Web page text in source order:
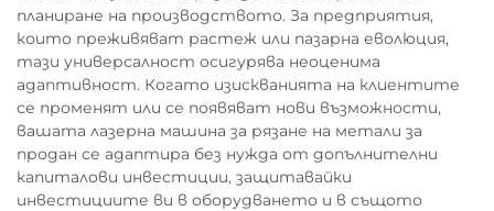
планиране на производството. За предприятия,
които преживяват растеж или пазарна еволюция,
тази универсалност осигурява неоценима
адаптивност. Когато изискванията на клиентите
се променят или се появяват нови възможности,
вашата лазерна машина за рязане на метали за
продан се адаптира без нужда от допълнителни
капиталови инвестиции, защитавайки
инвестициите ви в оборудването и в същото